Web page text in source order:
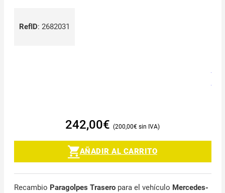
RefID: 2682031
242,00€ 200,00€
AÑADIR AL CARRITO
Recambio Paragolpes Traseropara el vehículo Mercedes-